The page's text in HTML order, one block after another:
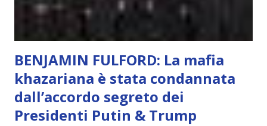
lampante: L’IA sarà in gr...
BENJAMIN FULFORD: La mafia
khazariana è stata condannata
dall’accordo segreto dei
Presidenti Putin & Trump